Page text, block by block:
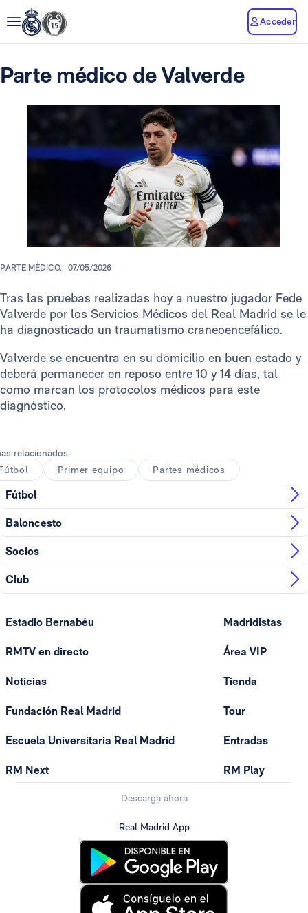
Acceder
Parte médico de Valverde
PARTE MÉDICO. 07/05/2026
Tras las pruebas realizadas hoy a nuestro jugador Fede
Valverde por los Servicios Médicos del Real Madrid se le
ha diagnosticado un traumatismo craneoencefálico.
Valverde se encuentra en su domicilio en buen estado y
deberá permanecer en reposo entre 10 y 14 días, tal
como marcan los protocolos médicos para este
diagnóstico.
relacionados
Primer equipo Partes médicos
Fútbol
Baloncesto
Socios
Club
Estadio Bernabéu
RMTV en directo
Noticias
Fundación Real Madrid
Escuela Universitaria Real Madrid
RM Next
Madridistas
Área VIP
Tienda
Tour
Entradas
RM Play
Descarga ahora
Real Madrid App